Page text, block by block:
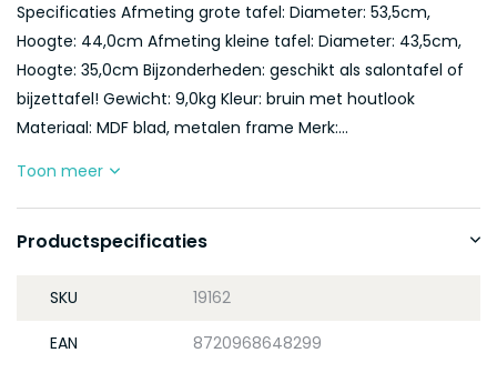
Specificaties Afmeting grote tafel: Diameter: 53,5cm,
Hoogte: 44,0cm Afmeting kleine tafel: Diameter: 43,5cm,
Hoogte: 35,0cm Bijzonderheden: geschikt als salontafel of
bijzettafel! Gewicht: 9,0kg Kleur: bruin met houtlook
Materiaal: MDF blad, metalen frame Merk:...
Toon meer
Productspecificaties
SKU 19162
EAN 8720968648299